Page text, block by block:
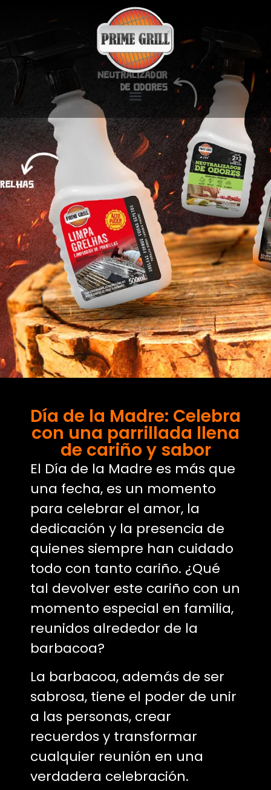
Día de la Madre: Celebra
con una parrillada llena
de cariño y sabor
El Día de la Madre es más que
una fecha, es un momento
para celebrar el amor, la
dedicación y la presencia de
quienes siempre han cuidado
todo con tanto cariño. ¿Qué
tal devolver este cariño con un
momento especial en familia,
reunidos alrededor de la
barbacoa?
La barbacoa, además de ser
sabrosa, tiene el poder de unir
a las personas, crear
recuerdos y transformar
cualquier reunión en una
verdadera celebración.